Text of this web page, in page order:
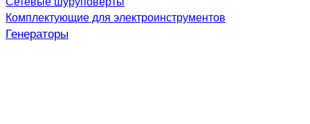
Комплектующие для электроинструментов
Генераторы